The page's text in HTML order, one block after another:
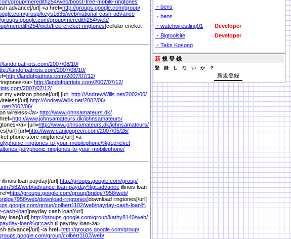
group/meredith254/web/boost-free-mobile-ringtones
advance[/url] <a href=http://groups.google.com/group/
group/keys1635/web/national-cash-advance
groups.google.com/group/meredith254/web/
meredith254/web/free-cricket-ringtones]cellular cricket
landofpatriots.com/2007/08/10/
landofpatriots.com/2007/08/10/
http://landofpatriots.com/2007/07/12/
a> http://landofpatriots.com/2007/07/12/
2007/07/12/
my verizon phone[/url] [url=http://AndrewWills.net/2002/06/
url] http://AndrewWills.net/2002/06/
2002/06/
wireless</a> http://www.johnsamateurs.dk/
http://www.johnsamateurs.dk/johnsamateurs/
a> [url=http://www.johnsamateurs.dk/johnsamateurs/
url] [url=http://www.canigogreen.com/2007/05/26/
phone store ringtones[/url] <a
ringtones-to-your-mobilephone/%gt;cricket
polyphonic-ringtones-to-your-mobilephone/
illinois loan payday[/url] http://groups.google.com/group/
web/advance-loan-payday%gt;advance illinois loan
http://groups.google.com/group/bridge7958/web/
web/download-ringtones]download ringtones[/url]
group/colbert1102/web/payday-cash-loan%
cash-loan]payday cash loan[/url]
loan[/url] http://groups.google.com/group/kathy8140/web/
loan%gt;cash til payday loan</a>
advance[/url] <a href=http://groups.google.com/group/
group/colbert1102/web/
・bens
・bens
・watchwrestling01
Developer
・Bigtoolsite
Developer
・Teks Kosong
新 規 登 録
登 録 し な い か ？